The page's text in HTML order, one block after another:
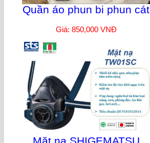
Quần áo phun bi phun cát
Giá: 850,000 VNĐ